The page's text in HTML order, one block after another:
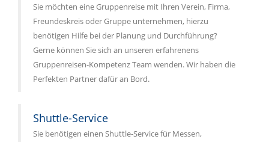
Sie möchten eine Gruppenreise mit Ihren Verein, Firma,
Freundeskreis oder Gruppe unternehmen, hierzu
benötigen Hilfe bei der Planung und Durchführung?
Gerne können Sie sich an unseren erfahrenens
Gruppenreisen-Kompetenz Team wenden. Wir haben die
Perfekten Partner dafür an Bord.
Shuttle-Service
Sie benötigen einen Shuttle-Service für Messen,